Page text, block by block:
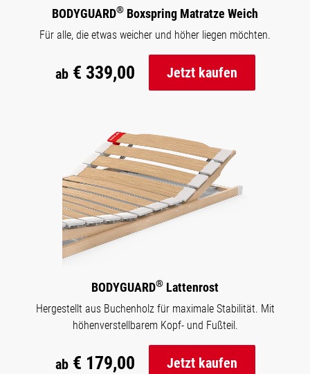
BODYGUARD® Boxspring Matratze Weich
Für alle, die etwas weicher und höher liegen möchten.
ab€ 339,00 Jetzt kaufen
BODYGUARD® Lattenrost
Hergestellt aus Buchenholz für maximale Stabilität. Mit
höhenverstellbarem Kopf- und Fußteil.
ab€ 179,00 Jetzt kaufen